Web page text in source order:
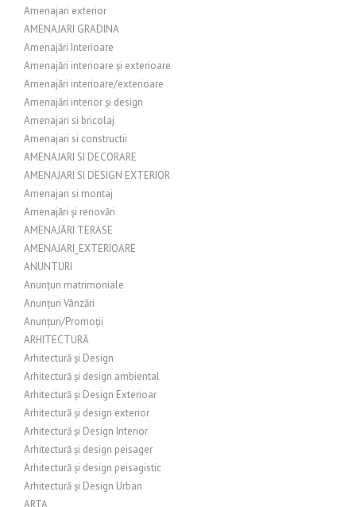
Amenajari exterior
AMENAJARI GRADINA
Amenajări Interioare
Amenajări interioare și exterioare
Amenajări interioare/exterioare
Amenajări interior și design
Amenajari si bricolaj
Amenajari si constructii
AMENAJARI SI DECORARE
AMENAJARI SI DESIGN EXTERIOR
Amenajari si montaj
Amenajări și renovări
AMENAJĂRI TERASE
AMENAJARI_EXTERIOARE
ANUNTURI
Anunțuri matrimoniale
Anunțuri Vânzări
Anunțuri/Promoții
ARHITECTURĂ
Arhitectură și Design
Arhitectură și design ambiental
Arhitectură și Design Exterioar
Arhitectură și design exterior
Arhitectură și Design Interior
Arhitectură și design peisager
Arhitectură și design peisagistic
Arhitectură și Design Urban
ARTA